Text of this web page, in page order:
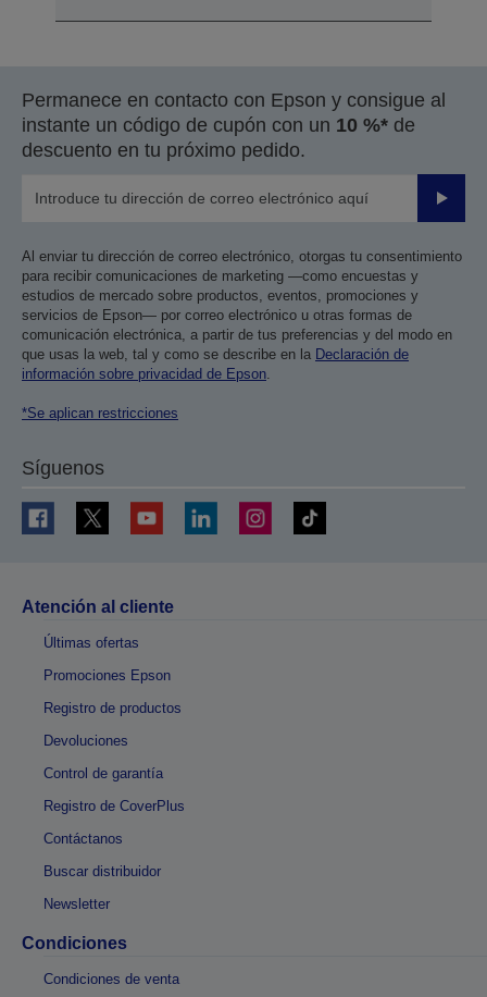
Permanece en contacto con Epson y consigue al
instante un código de cupón con un 10 %* de
descuento en tu próximo pedido.
Enviar
Al enviar tu dirección de correo electrónico, otorgas tu consentimiento
para recibir comunicaciones de marketing —como encuestas y
estudios de mercado sobre productos, eventos, promociones y
servicios de Epson— por correo electrónico u otras formas de
comunicación electrónica, a partir de tus preferencias y del modo en
que usas la web, tal y como se describe en la Declaración de
información sobre privacidad de Epson.
*Se aplican restricciones
Síguenos
Atención al cliente
Últimas ofertas
Promociones Epson
Registro de productos
Devoluciones
Control de garantía
Registro de CoverPlus
Contáctanos
Buscar distribuidor
Newsletter
Condiciones
Condiciones de venta